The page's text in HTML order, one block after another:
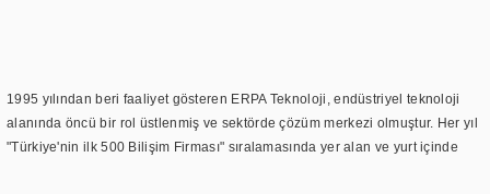
1995 yılından beri faaliyet gösteren ERPA Teknoloji, endüstriyel teknoloji
alanında öncü bir rol üstlenmiş ve sektörde çözüm merkezi olmuştur. Her yıl
"Türkiye'nin ilk 500 Bilişim Firması" sıralamasında yer alan ve yurt içinde